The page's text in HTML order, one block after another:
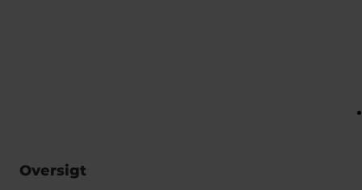
Oversigt